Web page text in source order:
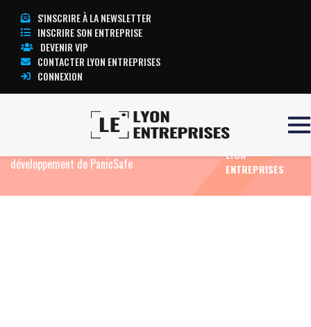
S'INSCRIRE À LA NEWSLETTER
INSCRIRE SON ENTREPRISE
DEVENIR VIP
CONTACTER LYON ENTREPRISES
CONNEXION
Dream On Technology lève
développement de PanicSafe
TOUTE
L’ACTUALITÉ
LYON
ENTREPRISES